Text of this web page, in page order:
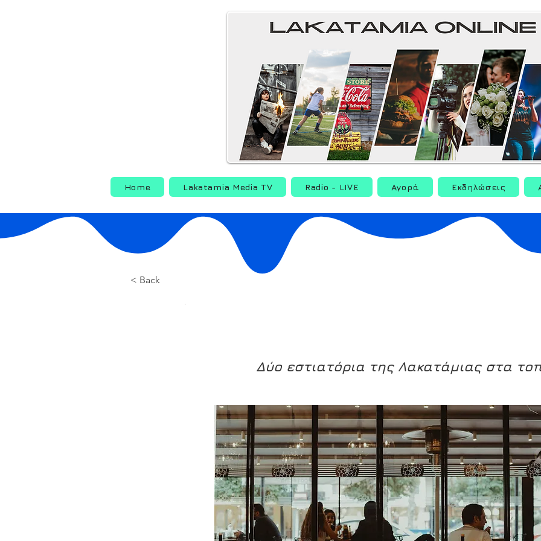
Home Lakatamia Media TV Radio - LIVE Αγορά Εκδηλώσεις
< Back
Δύο εστιατόρια της Λακατάμιας στα